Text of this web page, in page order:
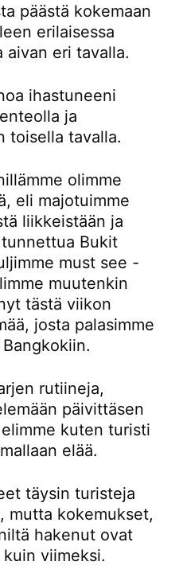
päästä kokemaan
erilaisessa
aivan eri tavalla.
ihastuneeni
ja
toisella tavalla.
olimme
eli majotuimme
liikkeistään ja
Bukit
must see -
muutenkin
tästä viikon
josta palasimme
rutiineja,
päivittäsen
kuten turisti
elää.
täysin turisteja
mutta kokemukset,
hakenut ovat
viimeksi.